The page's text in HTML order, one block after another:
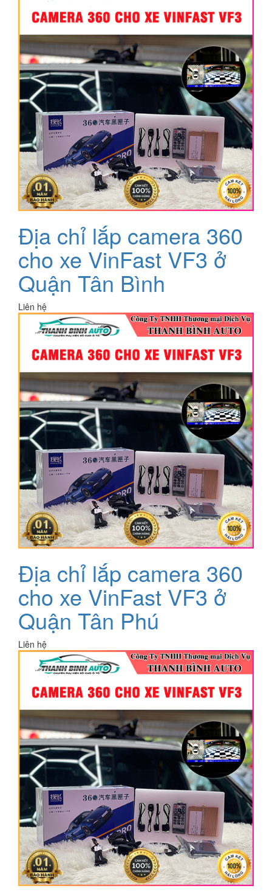
Địa chỉ lắp camera 360
cho xe VinFast VF3 ở
Quận Tân Bình
Liên hệ
Địa chỉ lắp camera 360
cho xe VinFast VF3 ở
Quận Tân Phú
Liên hệ